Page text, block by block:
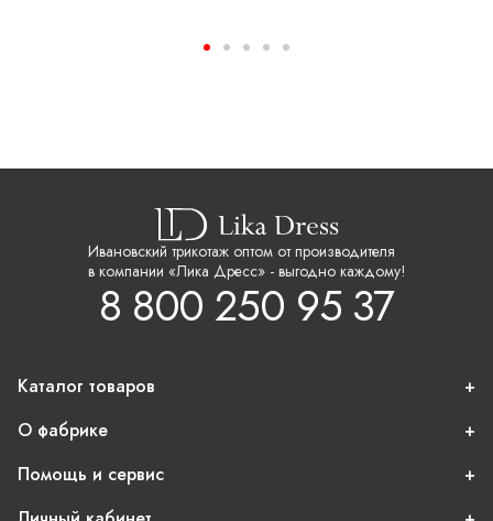
Ивановский трикотаж оптом от производителя
в компании «Лика Дресс» - выгодно каждому!
8 800 250 95 37
Каталог товаров
О фабрике
Помощь и сервис